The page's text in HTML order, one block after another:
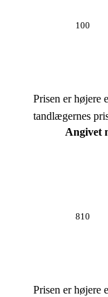
100
Prisen er højere
tandlægernes
Angivet
810
Prisen er højere